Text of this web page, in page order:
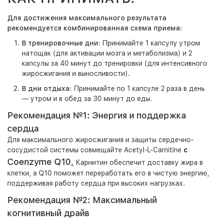
Для достижения максимального результата
рекомендуется комбинированная схема приема:
В тренировочные дни: Принимайте 1 капсулу утром
натощак (для активации мозга и метаболизма) и 2
капсулы за 40 минут до тренировки (для интенсивного
жиросжигания и выносливости).
В дни отдыха: Принимайте по 1 капсуле 2 раза в день
— утром и в обед за 30 минут до еды.
Рекомендация №1: Энергия и поддержка
сердца
Для максимального жиросжигания и защиты сердечно-
сосудистой системы совмещайте Acetyl-L-Carnitine с
Coenzyme Q10. Карнитин обеспечит доставку жира в
клетки, а Q10 поможет переработать его в чистую энергию,
поддерживая работу сердца при высоких нагрузках.
Рекомендация №2: Максимальный
когнитивный драйв